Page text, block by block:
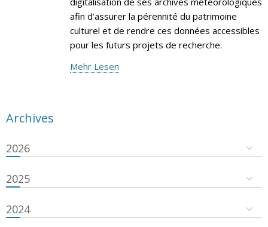
afin d’assurer la pérennité du patrimoine
culturel et de rendre ces données accessibles
pour les futurs projets de recherche.
Mehr Lesen
Archives
2026
2025
2024